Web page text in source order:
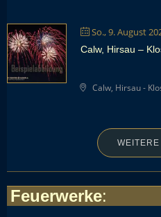
So., 9. August
Calw, Hirsau –
Calw, Hirsau -
Feuerwerke: